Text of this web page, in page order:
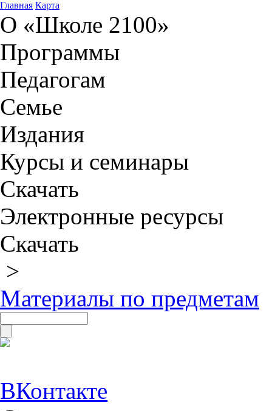
Главная Карта
О «Школе 2100»
Программы
Педагогам
Семье
Издания
Курсы и семинары
Скачать
Электронные ресурсы
Скачать
>
Материалы по предметам
ВКонтакте